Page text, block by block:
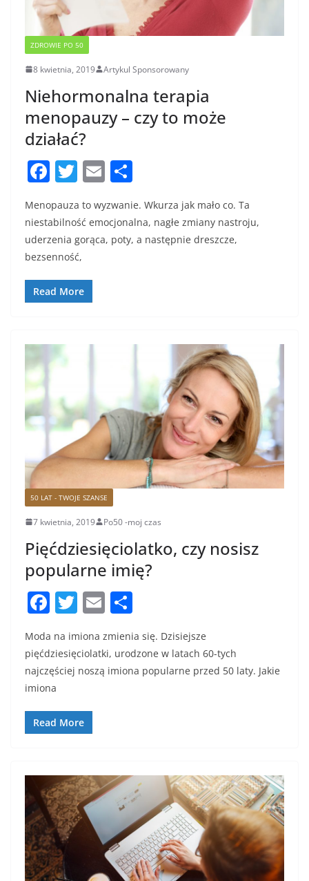
ZDROWIE PO 50
8 kwietnia, 2019 Artykul Sponsorowany
Niehormonalna terapia
menopauzy – czy to może
działać?
F
c
e
b
o
o
T
itt
er
E
ai
l
ar
e
Menopauza to wyzwanie. Wkurza jak mało co. Ta
niestabilność emocjonalna, nagłe zmiany nastroju,
uderzenia gorąca, poty, a następnie dreszcze,
bezsenność,
Read More
50 LAT - TWOJE SZANSE
7 kwietnia, 2019 Po50 -moj czas
Pięćdziesięciolatko, czy nosisz
popularne imię?
F
c
e
b
o
o
T
w
itt
er
E
m
ai
l
ar
e
Moda na imiona zmienia się. Dzisiejsze
pięćdziesięciolatki, urodzone w latach 60-tych
najczęściej noszą imiona popularne przed 50 laty. Jakie
imiona
Read More